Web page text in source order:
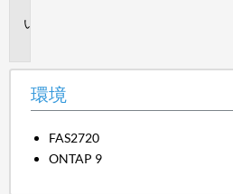
環境
FAS2720
ONTAP 9